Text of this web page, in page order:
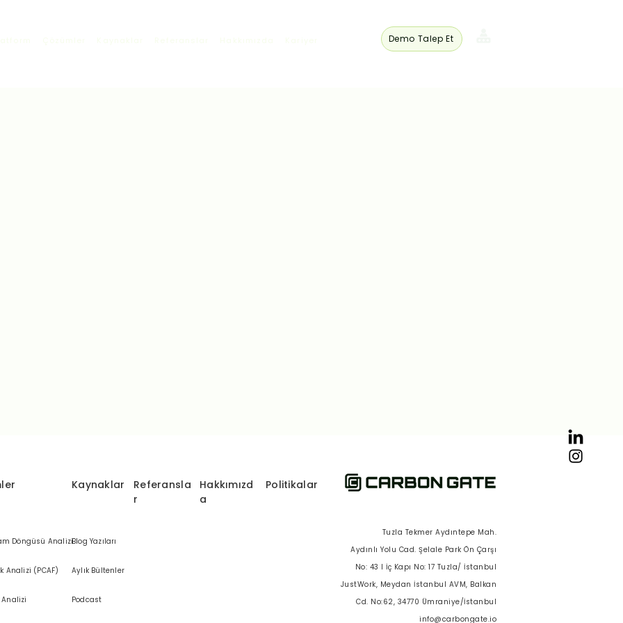
Demo Talep Et
Kaynaklar
Referansla
r
Hakkımızd
a
Döngüsü AnaliziBlog Yazıları
Analizi (PCAF) Aylık Bültenler
Podcast
Politikalar
Tuzla Tekmer Aydıntepe Mah.
Aydınlı Yolu Cad. Şelale Park Ön Çarşı
No: 43 I İç Kapı No: 17 Tuzla/ İstanbul
JustWork, Meydan İstanbul AVM, Balkan
Cd. No:62, 34770 Ümraniye/İstanbul
info@carbongate.io